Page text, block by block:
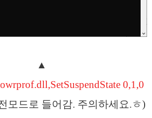
▲
0,1,0
모드로 들어감. 주의하세요.ㅎ)